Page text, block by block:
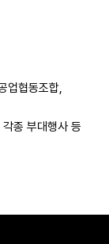
업협동조합,
종 부대행사 등